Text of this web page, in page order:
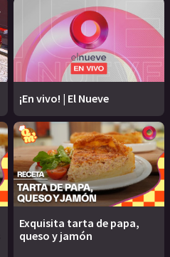
¡En vivo! | El Nueve
Exquisita tarta de papa,
queso y jamón